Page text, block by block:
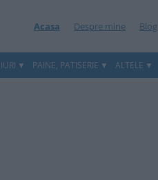
Acasa Despre mine Blog
PAINE, PATISERIE ALTELE